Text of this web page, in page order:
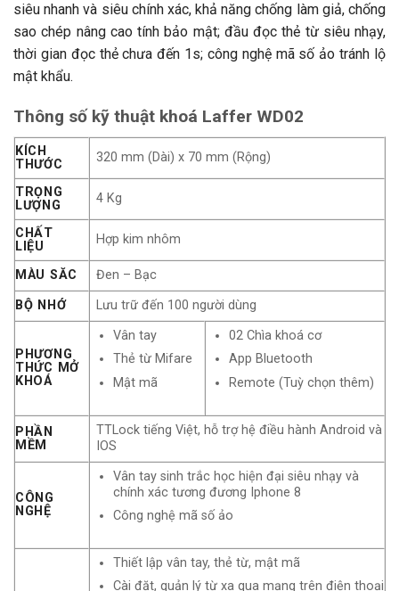
siêu nhanh và siêu chính xác, khả năng chống làm giả, chống
sao chép nâng cao tính bảo mật; đầu đọc thẻ từ siêu nhạy,
thời gian đọc thẻ chưa đến 1s; công nghệ mã số ảo tránh lộ
mật khẩu.
Thông số kỹ thuật khoá Laffer WD02
KÍCH
THƯỚC
320 mm (Dài) x 70 mm (Rộng)
TRỌNG
LƯỢNG
4 Kg
CHẤT
LIỆU
Hợp kim nhôm
MÀU SĂC
Đen – Bạc
BỘ NHỚ
Lưu trữ đến 100 người dùng
PHƯƠNG
THỨC MỞ
KHOÁ
Vân tay
Thẻ từ Mifare
Mật mã
02 Chìa khoá cơ
App Bluetooth
Remote (Tuỳ chọn thêm)
PHẦN
MỀM
TTLock tiếng Việt, hỗ trợ hệ điều hành Android và
IOS
CÔNG
NGHỆ
Vân tay sinh trắc học hiện đại siêu nhạy và
chính xác tương đương Iphone 8
Công nghệ mã số ảo
Thiết lập vân tay, thẻ từ, mật mã
Cài đặt, quản lý từ xa qua mạng trên điện thoại